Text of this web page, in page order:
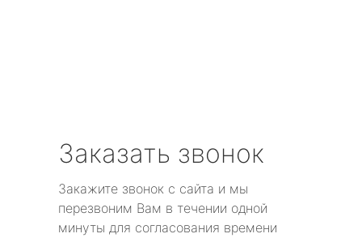
Заказать звонок
Закажите звонок с сайта и мы
перезвоним Вам в течении одной
минуты для согласования времени